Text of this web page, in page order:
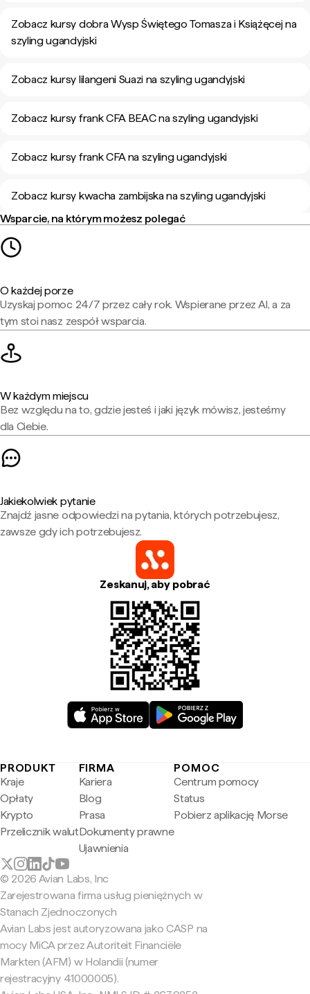
Zobacz kursy dobra Wysp Świętego Tomasza i Książęcej na
szyling ugandyjski
Zobacz kursy lilangeni Suazi na szyling ugandyjski
Zobacz kursy frank CFA BEAC na szyling ugandyjski
Zobacz kursy frank CFA na szyling ugandyjski
Zobacz kursy kwacha zambijska na szyling ugandyjski
Wsparcie, na którym możesz polegać
O każdej porze
Uzyskaj pomoc 24/7 przez cały rok. Wspierane przez AI, a za
tym stoi nasz zespół wsparcia.
W każdym miejscu
Bez względu na to, gdzie jesteś i jaki język mówisz, jesteśmy
dla Ciebie.
Jakiekolwiek pytanie
Znajdź jasne odpowiedzi na pytania, których potrzebujesz,
zawsze gdy ich potrzebujesz.
Zeskanuj, aby pobrać
PRODUKT
Kraje
Opłaty
Krypto
Przelicznik walut
FIRMA
Kariera
Blog
Prasa
Dokumenty prawne
Ujawnienia
POMOC
Centrum pomocy
Status
Pobierz aplikację Morse
© 2026 Avian Labs, Inc
Zarejestrowana firma usług pieniężnych w
Stanach Zjednoczonych
Avian Labs jest autoryzowana jako CASP na
mocy MiCA przez Autoriteit Financiële
Markten (AFM) w Holandii (numer
rejestracyjny 41000005).